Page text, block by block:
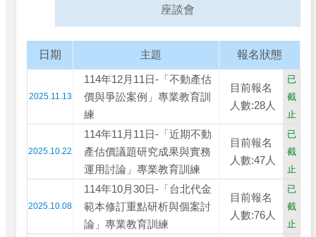
座談會
日期 主題 報名狀態
2025.11.13
114年12月11日-「不動產估
價與爭訟案例」專業教育訓
練
目前報名
人數:28人
已
截
止
2025.10.22
114年11月11日-「近期不動
產估價議題研究成果與實務
運用討論」專業教育訓練
目前報名
人數:47人
已
截
止
2025.10.08
114年10月30日-「台北代金
範本修訂重點研析與個案討
論」專業教育訓練
目前報名
人數:76人
已
截
止